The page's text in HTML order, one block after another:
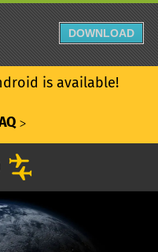
is available!
ᐳ
DOWNLOAD